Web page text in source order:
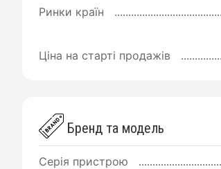
Ринки країн
Ціна на старті продажів
Бренд та модель
Серія пристрою